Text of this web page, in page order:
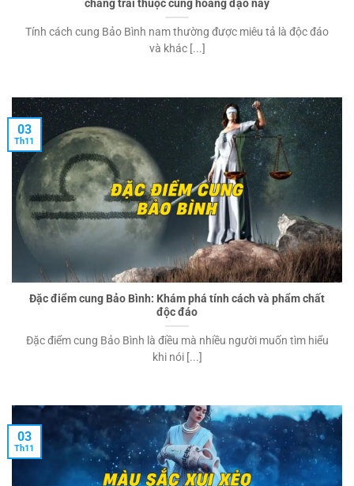
chàng trai thuộc cung hoàng đạo này
Tính cách cung Bảo Bình nam thường được miêu tả là độc đáo
và khác [...]
Đặc điểm cung Bảo Bình: Khám phá tính cách và phẩm chất
độc đáo
Đặc điểm cung Bảo Bình là điều mà nhiều người muốn tìm hiểu
khi nói [...]
03
Th11
03
Th11